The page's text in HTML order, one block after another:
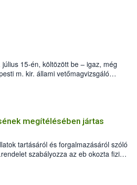
15-én, költözött be – igaz, még
m. kir. állami vetőmagvizsgáló
15. szám alatti, Czigler Győző által
megítélésében jártas
tartásáról és forgalmazásáról szóló
szabályozza az eb okozta fizikai
keletkezésekor felmerülő
a veszélyes eb tartását és annak